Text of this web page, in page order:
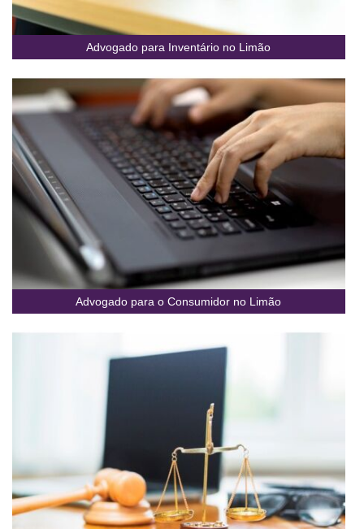
Advogado para Inventário no Limão
Advogado para o Consumidor no Limão